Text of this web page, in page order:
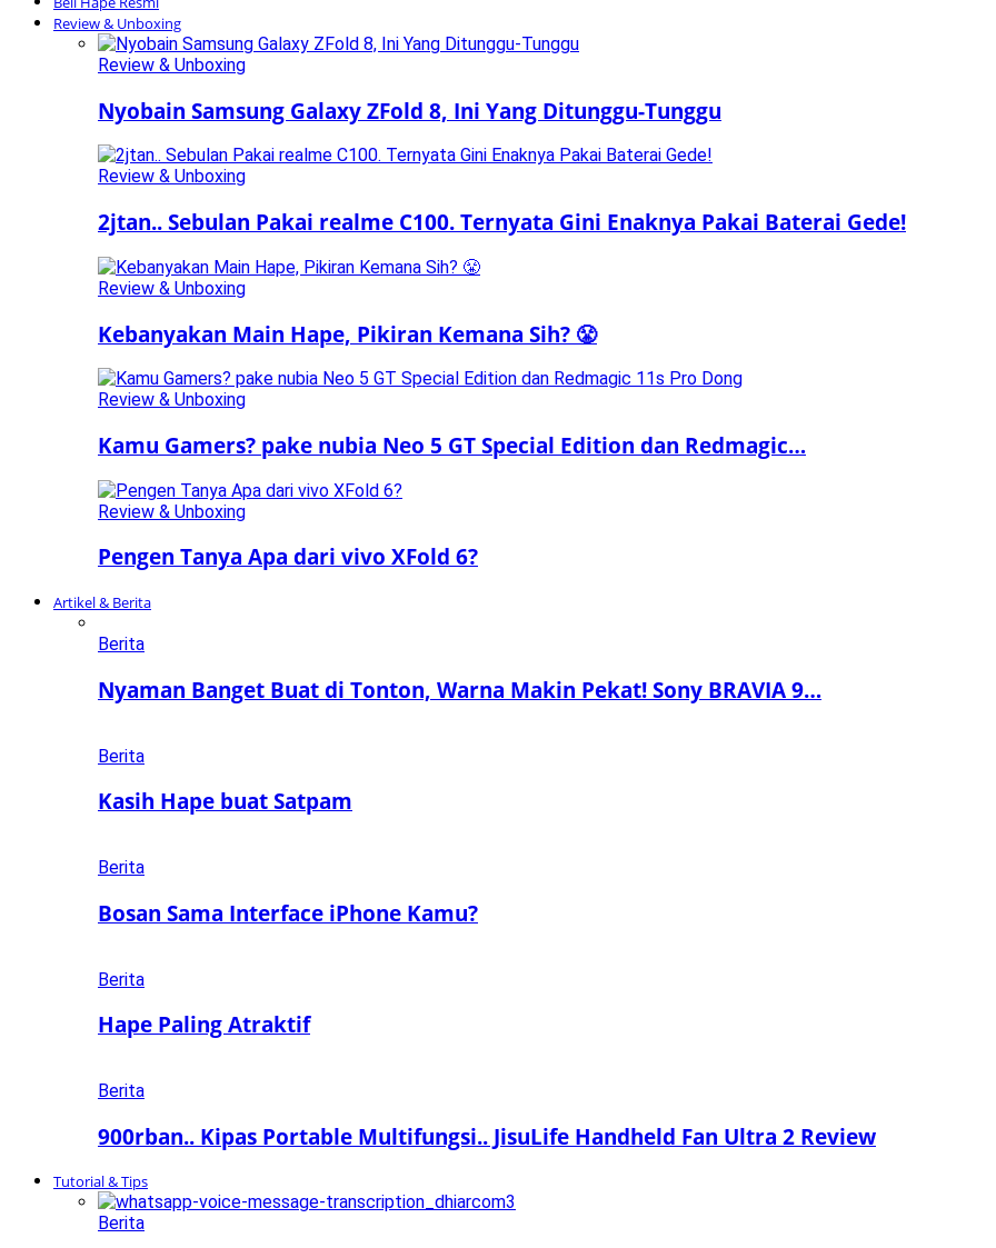
Review & Unboxing
Review & Unboxing
Nyobain Samsung Galaxy ZFold 8, Ini Yang Ditunggu-Tunggu
Review & Unboxing
2jtan.. Sebulan Pakai realme C100. Ternyata Gini Enaknya Pakai Baterai Gede!
Review & Unboxing
Kebanyakan Main Hape, Pikiran Kemana Sih? 😤
Review & Unboxing
Kamu Gamers? pake nubia Neo 5 GT Special Edition dan Redmagic…
Review & Unboxing
Pengen Tanya Apa dari vivo XFold 6?
Artikel & Berita
Berita
Nyaman Banget Buat di Tonton, Warna Makin Pekat! Sony BRAVIA 9…
Berita
Kasih Hape buat Satpam
Berita
Bosan Sama Interface iPhone Kamu?
Berita
Hape Paling Atraktif
Berita
900rban.. Kipas Portable Multifungsi.. JisuLife Handheld Fan Ultra 2 Review
Tutorial & Tips
Berita